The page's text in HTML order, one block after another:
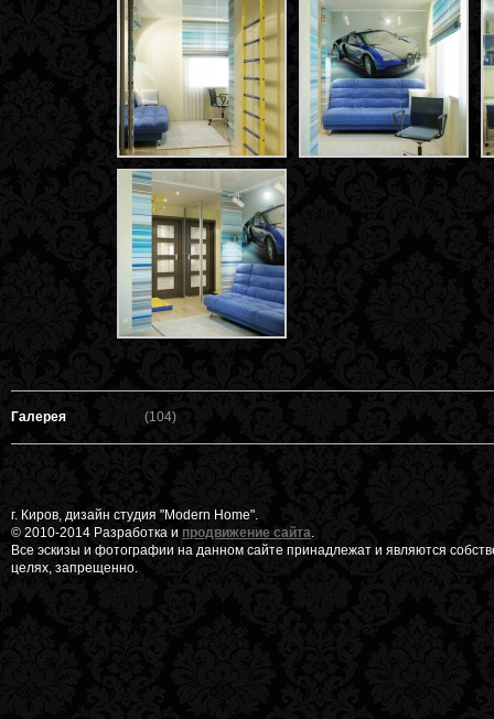
Галерея (104)
г. Киров, дизайн студия "Modern Home".
© 2010-2014 Разработка и продвижение сайта.
Все эскизы и фотографии на данном сайте принадлежат и являются
целях, запрещенно.